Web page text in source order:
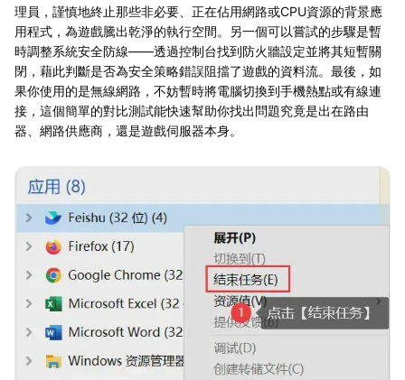
理員，謹慎地終止那些非必要、正在佔用網路或CPU資源的背景應
用程式，為遊戲騰出乾淨的執行空間。另一個可以嘗試的步驟是暫
時調整系統安全防線——透過控制台找到防火牆設定並將其短暫關
閉，藉此判斷是否為安全策略錯誤阻擋了遊戲的資料流。最後，如
果你使用的是無線網路，不妨暫時將電腦切換到手機熱點或有線連
接，這個簡單的對比測試能快速幫助你找出問題究竟是出在路由
器、網路供應商，還是遊戲伺服器本身。